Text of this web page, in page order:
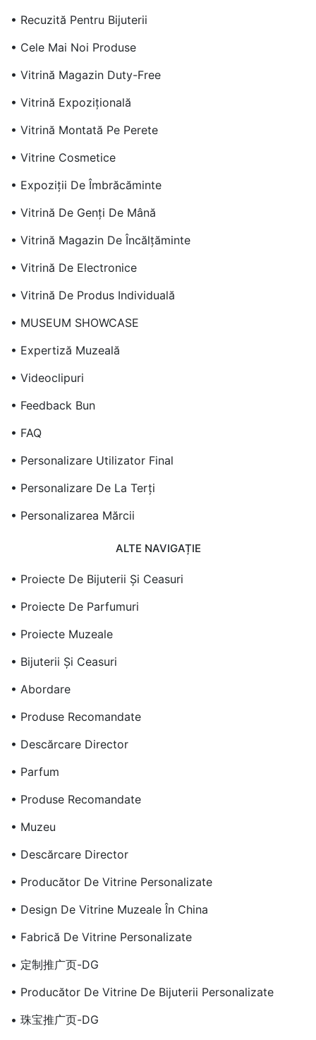
• Recuzită Pentru Bijuterii
• Cele Mai Noi Produse
• Vitrină Magazin Duty-Free
• Vitrină Expozițională
• Vitrină Montată Pe Perete
• Vitrine Cosmetice
• Expoziții De Îmbrăcăminte
• Vitrină De Genți De Mână
• Vitrină Magazin De Încălțăminte
• Vitrină De Electronice
• Vitrină De Produs Individuală
• MUSEUM SHOWCASE
• Expertiză Muzeală
• Videoclipuri
• Feedback Bun
• FAQ
• Personalizare Utilizator Final
• Personalizare De La Terți
• Personalizarea Mărcii
ALTE NAVIGAȚIE
• Proiecte De Bijuterii Și Ceasuri
• Proiecte De Parfumuri
• Proiecte Muzeale
• Bijuterii Și Ceasuri
• Abordare
• Produse Recomandate
• Descărcare Director
• Parfum
• Produse Recomandate
• Muzeu
• Descărcare Director
• Producător De Vitrine Personalizate
• Design De Vitrine Muzeale În China
• Fabrică De Vitrine Personalizate
• 定制推广页-DG
• Producător De Vitrine De Bijuterii Personalizate
• 珠宝推广页-DG